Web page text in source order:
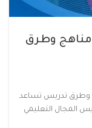
مناهج وطرق
وطرق تدريس تساعد
المجال التعليمي